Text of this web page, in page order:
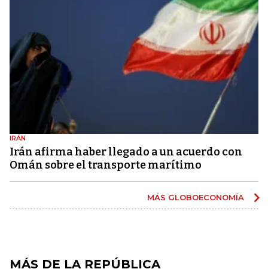
IRÁN
Irán afirma haber llegado a un acuerdo con
Omán sobre el transporte marítimo
MÁS GLOBOECONOMÍA
MÁS DE LA REPÚBLICA